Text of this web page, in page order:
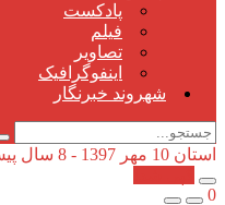
پادکست
فیلم
تصاویر
اینفوگرافیک
شهروند خبرنگار
استان 10 مهر 1397 - 8 سال پیش
0